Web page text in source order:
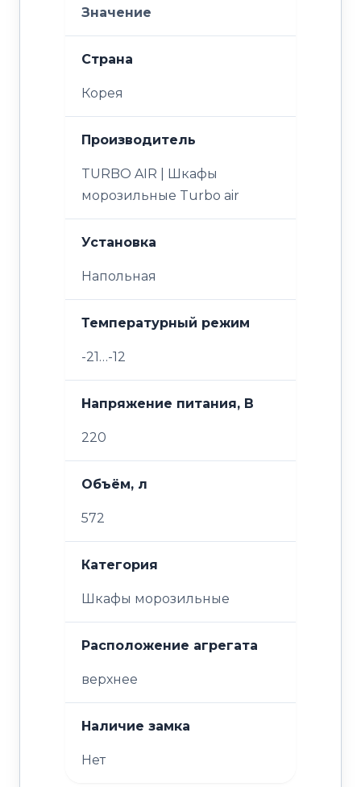
Значение
Страна
Корея
Производитель
TURBO AIR | Шкафы
морозильные Turbo air
Установка
Напольная
Температурный режим
-21…-12
Напряжение питания, В
220
Объём, л
572
Категория
Шкафы морозильные
Расположение агрегата
верхнее
Наличие замка
Нет